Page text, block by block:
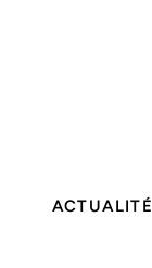
ACTUALITÉ